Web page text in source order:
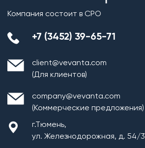
Компания состоит в СРО
+7 (3452) 39-65-71
client@vevanta.com
(Для клиентов)
company@vevanta.com
(Коммерческие предложения)
г.Тюмень,
ул. Железнодорожная, д. 54/3